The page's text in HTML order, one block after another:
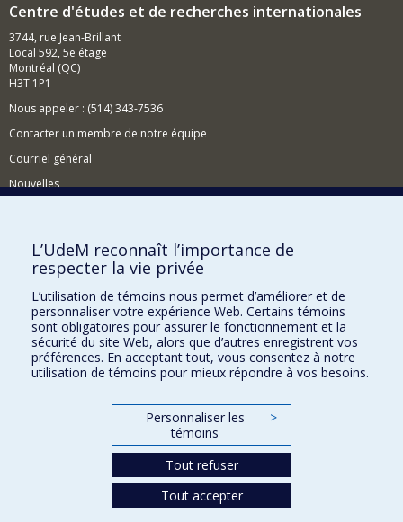
Centre d'études et de recherches internationales
3744, rue Jean-Brillant
Local 592, 5e étage
Montréal (QC)
H3T 1P1
Nous appeler : (514) 343-7536
Contacter un membre de notre équipe
Courriel général
Nouvelles
Comment soutenir le CÉRIUM?
BESOIN D'AIDE?
Plan du site
Signaler une erreur
Accessibilité
FACULTÉ DES ARTS ET DES SCIENCES
Nos départements et écoles
L’UdeM reconnaît l’importance de
respecter la vie privée
L’utilisation de témoins nous permet d’améliorer et de
personnaliser votre expérience Web. Certains témoins
sont obligatoires pour assurer le fonctionnement et la
sécurité du site Web, alors que d’autres enregistrent vos
préférences. En acceptant tout, vous consentez à notre
utilisation de témoins pour mieux répondre à vos besoins.
Personnaliser les
témoins
>
Tout refuser
Tout accepter